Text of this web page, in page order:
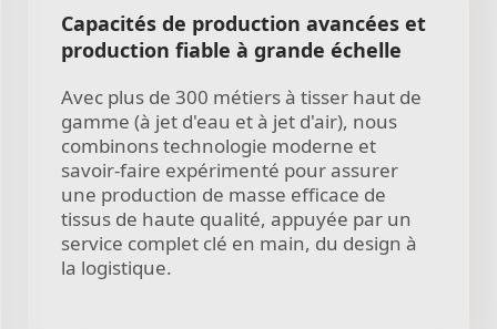
Capacités de production avancées et
production fiable à grande échelle
Avec plus de 300 métiers à tisser haut de
gamme (à jet d'eau et à jet d'air), nous
combinons technologie moderne et
savoir-faire expérimenté pour assurer
une production de masse efficace de
tissus de haute qualité, appuyée par un
service complet clé en main, du design à
la logistique.